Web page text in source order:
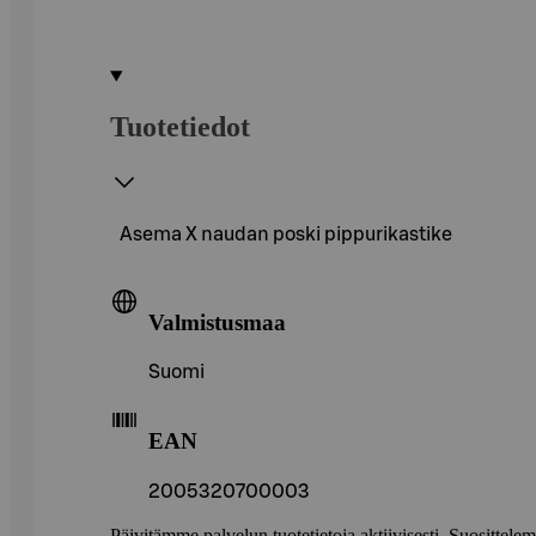
Tuotetiedot
Asema X naudan poski pippurikastike
Valmistusmaa
Suomi
EAN
2005320700003